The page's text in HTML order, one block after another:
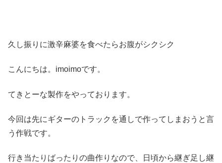
久し振りに激辛麻婆を食べたらお腹がシクシク
こんにちは。imoimoです。
てきとーな製作をやっております。
今回は先にギターのトラックを通しで作ってしまおうと言
う作戦です。
行き当たりばったりの曲作りなので、日頃から継ぎ足し継